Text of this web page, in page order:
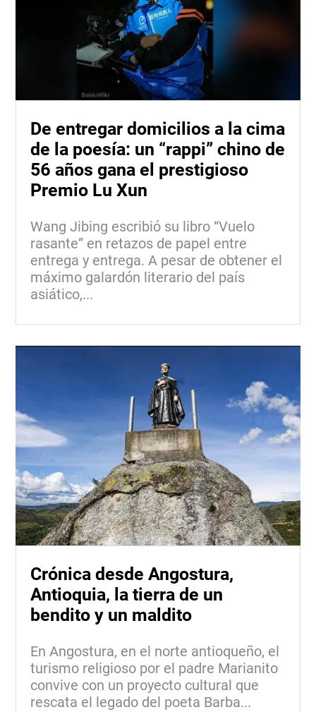
De entregar domicilios a la cima
de la poesía: un “rappi” chino de
56 años gana el prestigioso
Premio Lu Xun
Wang Jibing escribió su libro “Vuelo
rasante” en retazos de papel entre
entrega y entrega. A pesar de obtener el
máximo galardón literario del país
asiático,...
Crónica desde Angostura,
Antioquia, la tierra de un
bendito y un maldito
En Angostura, en el norte antioqueño, el
turismo religioso por el padre Marianito
convive con un proyecto cultural que
rescata el legado del poeta Barba...